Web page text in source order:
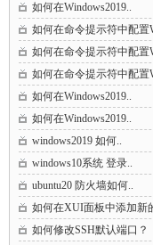
如何在Windows2019..
如何在命令提示符中配置
如何在命令提示符中配置
如何在命令提示符中配置
如何在Windows2019..
如何在Windows2019..
windows2019 如何..
windows10系统 登录..
ubuntu20 防火墙如何..
如何在XUI面板中添加新
如何修改SSH默认端口？